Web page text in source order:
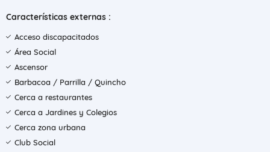
Características externas :
Acceso discapacitados
Área Social
Ascensor
Barbacoa / Parrilla / Quincho
Cerca a restaurantes
Cerca a Jardines y Colegios
Cerca zona urbana
Club Social